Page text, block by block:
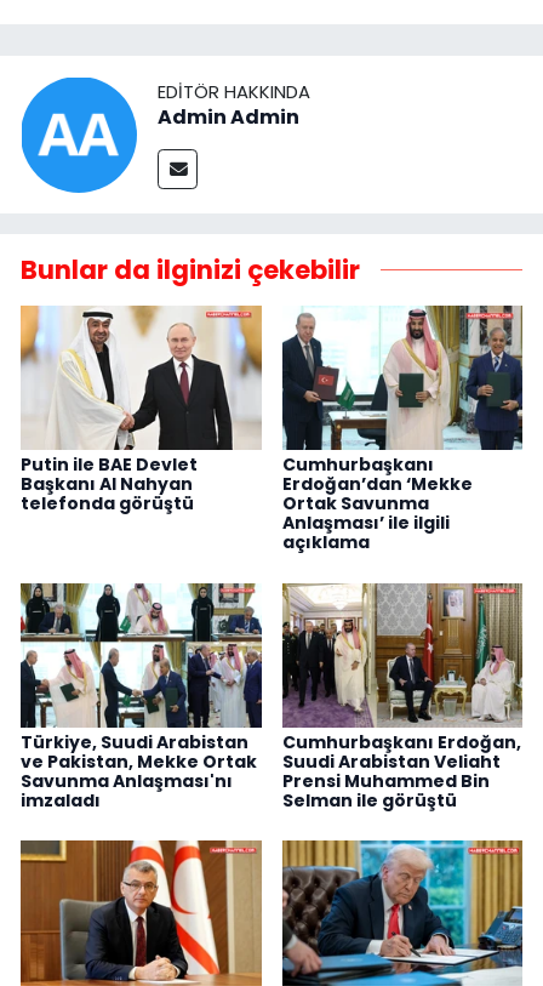
EDITÖR HAKKINDA
Admin Admin
Bunlar da ilginizi çekebilir
Putin ile BAE Devlet
Başkanı Al Nahyan
telefonda görüştü
Cumhurbaşkanı
Erdoğan’dan ‘Mekke
Ortak Savunma
Anlaşması’ ile ilgili
açıklama
Türkiye, Suudi Arabistan
ve Pakistan, Mekke Ortak
Savunma Anlaşması'nı
imzaladı
Cumhurbaşkanı Erdoğan,
Suudi Arabistan Veliaht
Prensi Muhammed Bin
Selman ile görüştü